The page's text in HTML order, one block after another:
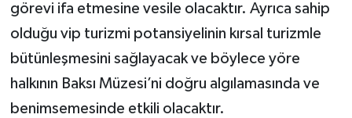
görevi ifa etmesine vesile olacaktır. Ayrıca sahip
olduğu vip turizmi potansiyelinin kırsal turizmle
bütünleşmesini sağlayacak ve böylece yöre
halkının Baksı Müzesi’ni doğru algılamasında ve
benimsemesinde etkili olacaktır.